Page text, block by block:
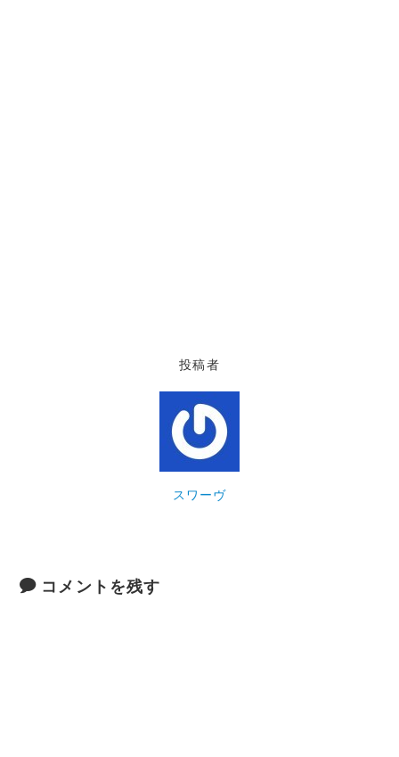
投稿者
スワーヴ
コメントを残す